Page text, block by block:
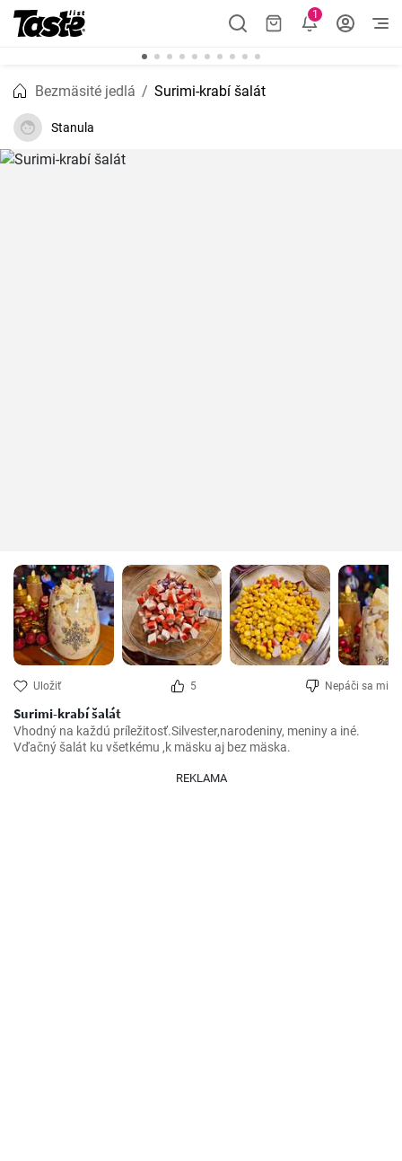
1
Bezmäsité jedlá Surimi-krabí šalát
Stanula
Uložiť 5 Nepáči sa mi
Surimi-krabí šalát
Vhodný na každú príležitosť.Silvester,narodeniny, meniny a iné.
Vďačný šalát ku všetkému ,k mäsku aj bez mäska.
REKLAMA